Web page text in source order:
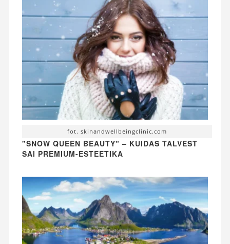
fot. skinandwellbeingclinic.com
"SNOW QUEEN BEAUTY" – KUIDAS TALVEST
SAI PREMIUM-ESTEETIKA